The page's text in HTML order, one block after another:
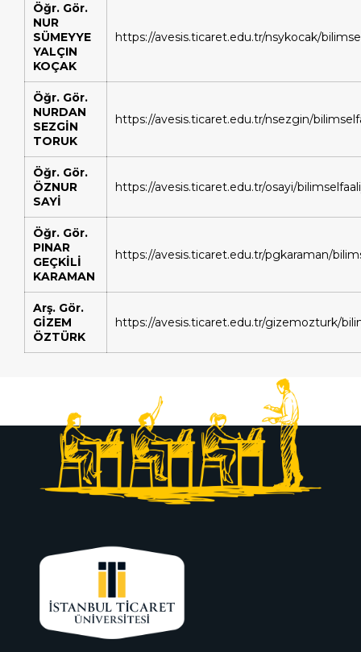
Öğr. Gör.
NUR
SÜMEYYE
YALÇIN
KOÇAK
https://avesis.ticaret.edu.tr/nsykocak/
Öğr. Gör.
NURDAN
SEZGİN
TORUK
https://avesis.ticaret.edu.tr/nsezgin/
Öğr. Gör.
ÖZNUR
SAYİ
https://avesis.ticaret.edu.tr/osayi/
Öğr. Gör.
PINAR
GEÇKİLİ
KARAMAN
https://avesis.ticaret.edu.tr/pgkaraman/
Arş. Gör.
GİZEM
ÖZTÜRK
https://avesis.ticaret.edu.tr/gizemozturk/